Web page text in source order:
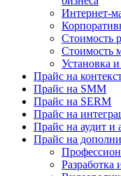
Интернет-
Стоимость
Стоимость
Установка
Прайс на
Прайс на SMM
Прайс на SERM
Прайс на
Прайс на аудит и
Прайс на
Разработка